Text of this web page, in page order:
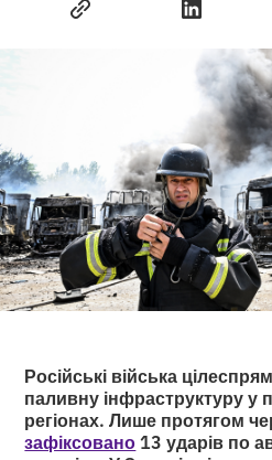
Російські війська
паливну інфраструктуру
регіонах. Лише протягом
зафіксовано13 ударів по